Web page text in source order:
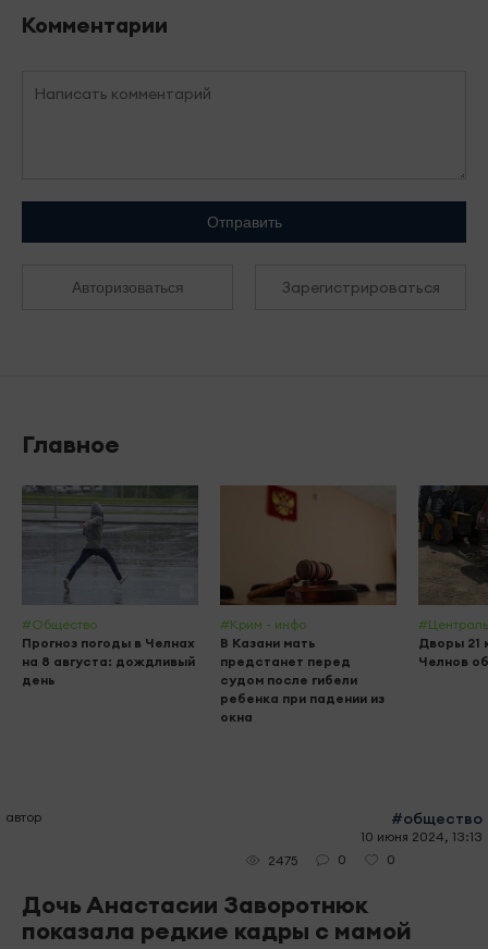
Комментарии
Отправить
Авторизоваться Зарегистрироваться
Главное
#Общество
Прогноз погоды в Челнах
на 8 августа: дождливый
день
#Крим - инфо
В Казани мать
предстанет перед
судом после гибели
ребенка при падении из
окна
Дворы 21
Челнов
автор #общество
10 июня 2024, 13:13
2475
0 0
Дочь Анастасии Заворотнюк
показала редкие кадры с мамой